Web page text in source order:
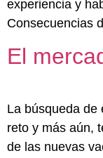
experiencia y
Consecuencias
El
La búsqueda de
reto y más aún,
de las nuevas